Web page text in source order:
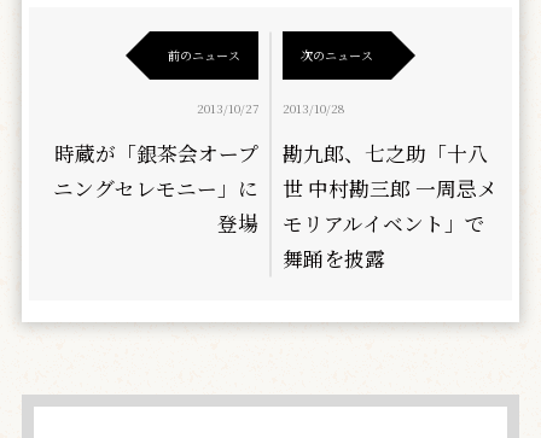
前のニュース
2013/10/27
時蔵が「銀茶会オープ
ニングセレモニー」に
登場
次のニュース
2013/10/28
勘九郎、七之助「十八
世 中村勘三郎 一周忌メ
モリアルイベント」で
舞踊を披露